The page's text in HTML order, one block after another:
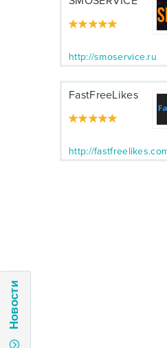
Новости
http://smoservice.ru
FastFreeLikes
http://